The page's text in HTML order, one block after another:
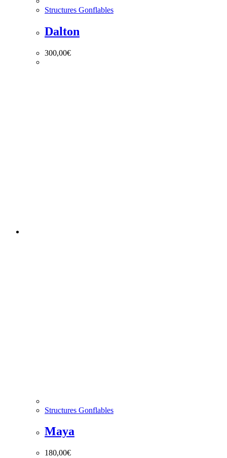
Structures Gonflables
Dalton
300,00€
Structures Gonflables
Maya
180,00€